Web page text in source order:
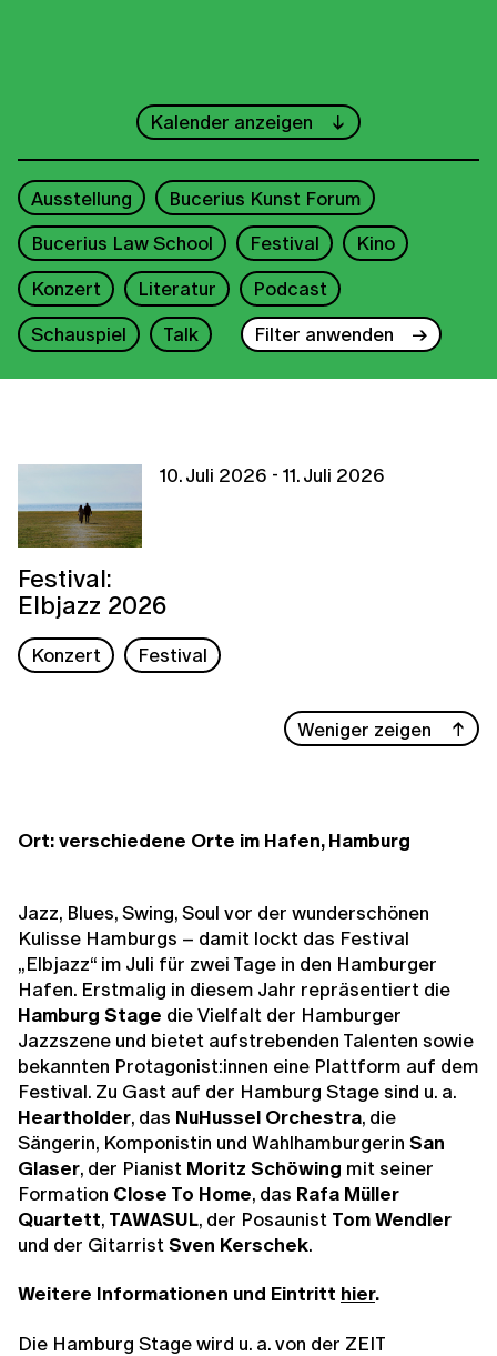
Juli
1 2 3
6
7 8 9 10 11
13
14 15 16 17
20
21 22 23 24 25
26
27
28 29 30
31
Kalender anzeigen
Ausstellung
Bucerius Kunst Forum
Bucerius Law School
Festival
Kino
Konzert
Literatur
Podcast
Schauspiel
Talk Filter anwenden
10. Juli 2026 - 11. Juli 2026
Festival:
Elbjazz 2026
Konzert Festival
Weniger zeigen
Ort: verschiedene Orte im Hafen, Hamburg
Jazz, Blues, Swing, Soul vor der wunderschönen
Kulisse Hamburgs – damit lockt das Festival
„Elbjazz“ im Juli für zwei Tage in den Hamburger
Hafen. Erstmalig in diesem Jahr repräsentiert die
Hamburg Stage die Vielfalt der Hamburger
Jazzszene und bietet aufstrebenden Talenten sowie
bekannten Protagonist:innen eine Plattform auf dem
Festival. Zu Gast auf der Hamburg Stage sind u. a.
Heartholder, das NuHussel Orchestra, die
Sängerin, Komponistin und Wahlhamburgerin San
Glaser, der Pianist Moritz Schöwing mit seiner
Formation Close To Home, das Rafa Müller
Quartett, TAWASUL, der Posaunist Tom Wendler
und der GitarristSven Kerschek.
Weitere Informationen und Eintritt hier.
Die Hamburg Stage wird u. a. von der ZEIT